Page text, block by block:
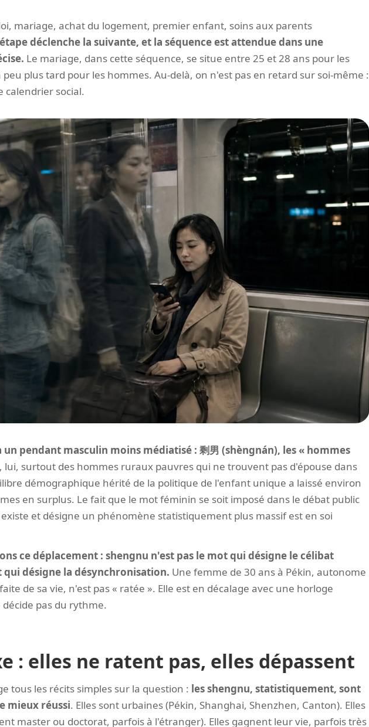
mariage, achat du logement, premier enfant, soins aux parents
déclenche la suivante, et la séquence est attendue dans une
Le mariage, dans cette séquence, se situe entre 25 et 28 ans pour les
plus tard pour les hommes. Au-delà, on n'est pas en retard sur soi-même :
calendrier social.
pendant masculin moins médiatisé : 剩男 (shèngnán), les « hommes
lui, surtout des hommes ruraux pauvres qui ne trouvent pas d'épouse dans
démographique hérité de la politique de l'enfant unique a laissé environ
en surplus. Le fait que le mot féminin se soit imposé dans le débat public
et désigne un phénomène statistiquement plus massif est en soi
ce déplacement : shengnu n'est pas le mot qui désigne le célibat
désigne la désynchronisation. Une femme de 30 ans à Pékin, autonome
de sa vie, n'est pas « ratée ». Elle est en décalage avec une horloge
pas du rythme.
: elles ne ratent pas, elles dépassent
tous les récits simples sur la question : les shengnu, statistiquement, sont
mieux réussi. Elles sont urbaines (Pékin, Shanghai, Shenzhen, Canton). Elles
master ou doctorat, parfois à l'étranger). Elles gagnent leur vie, parfois très